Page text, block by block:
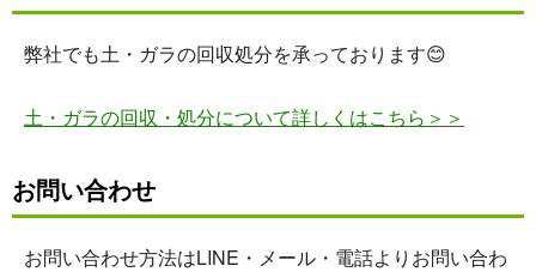
弊社でも土・ガラの回収処分を承っております😊
土・ガラの回収・処分について詳しくはこちら＞＞
お問い合わせ
お問い合わせ方法はLINE・メール・電話よりお問い合わ